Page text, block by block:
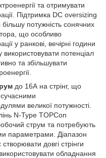
та отримувати
Підтримка DC oversizing
потужність сонячних
що особливо
у ранкові, вечірні години
потенціал
та збільшувати
до 16А на стрінг, що
сучасними
великої потужності.
N-Type TOPCon
струм та потребують
параметрами. Діапазон
довгі стрінги
обладнання